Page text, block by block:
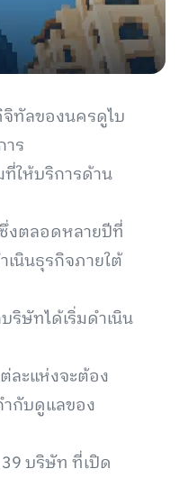
จิทัลของนครดูไบ
ร
ให้บริการด้าน
งตลอดหลายปีที่
นินธุรกิจภายใต้
ริษัทได้เริ่มดำเนิน
ละแห่งจะต้อง
ำกับดูแลของ
บริษัท ที่เปิด